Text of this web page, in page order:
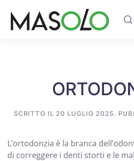
Skip to main content
SCRITTO IL 20 LUGLIO 2025.
L’ortodonzia è la branca
di correggere i denti storti e le